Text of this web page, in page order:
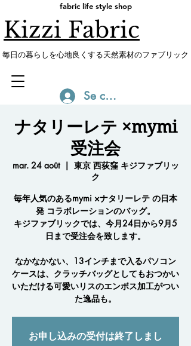
fabric life style shop
Kizzi Fabric
​毎日の暮らしを心地良くする天然素材のファブリック
Se connecter
ナタリーレテ ×mymi
受注会
mar. 24 août
  |
東京 西荻窪 キジファブリッ
ク
毎年人気のあるmymi ×ナタリーレテ の日本
発 コラボレーションのバッグ。
キジファブリックでは、今月24日から9月5
日まで受注会を致します。
なかなかない、13インチまで入るパソコン
ケースは、クラッチバッグとしてもおつかい
いただける可愛いリスのエンボス加工がつい
た逸品も。
お申し込みの受付は終了しまし